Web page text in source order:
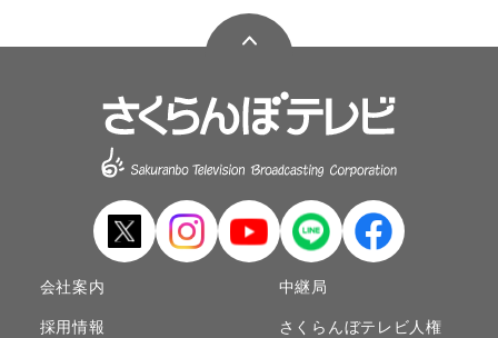
ー
会社案内 中継局
採用情報
さくらんぼテレビ人権